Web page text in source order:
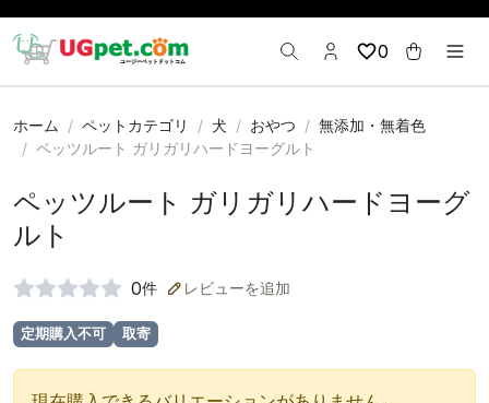
0
ホーム ペットカテゴリ 犬 おやつ
無添加・無着色
ペッツルート ガリガリハードヨーグルト
ペッツルート ガリガリハードヨーグ
ルト
0件 レビューを追加
定期購入不可 取寄